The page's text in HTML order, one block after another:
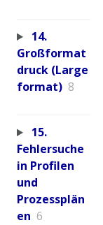
14.
Großformat
druck (Large
format) 8
15.
Fehlersuche
in Profilen
und
Prozessplän
en 6